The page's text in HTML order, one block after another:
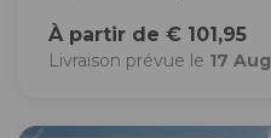
À partir de € 101,95
Livraison prévue le 17 Aug